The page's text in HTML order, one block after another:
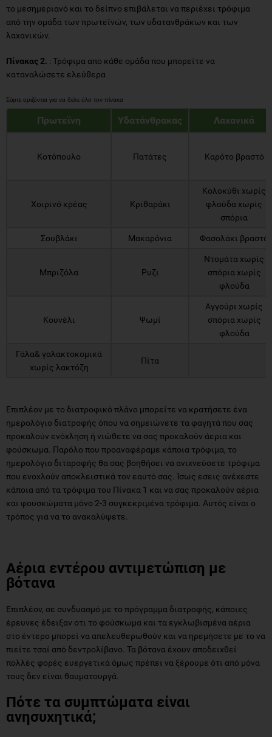
το μεσημεριανό και το δείπνο επιβάλεται να περιέχει τρόφιμα
από την ομάδα των πρωτεϊνών, των υδατανθράκων και των
λαχανικών.
Πίνακας 2. : Τρόφιμα απο κάθε ομάδα που μπορείτε να
καταναλώσετε ελεύθερα
Πρωτεϊνη Υδατάνθρακας Λαχανικά
Κοτόπουλο Πατάτες Καρότο βραστό
Χοιρινό κρέας Κριθαράκι
Κολοκύθι χωρίς
φλούδα χωρίς
σπόρια
Σουβλάκι Μακαρόνια Φασολάκι βραστό
Μπριζόλα Ρυζι
Ντομάτα χωρίς
σπόρια χωρίς
φλούδα
Κουνέλι Ψωμί
Αγγούρι χωρίς
σπόρια χωρίς
φλούδα
Γάλα& γαλακτοκομικά
χωρίς λακτόζη
Πίτα
Επιπλέον με το διατροφικό πλάνο μπορείτε να κρατήσετε ένα
ημερολόγιο διατροφής όπου να σημειώνετε τα φαγητά που σας
προκαλούν ενόχληση ή νιώθετε να σας προκαλούν άερια και
φούσκωμα. Παρόλο που προαναφέραμε κάποια τρόφιμα, το
ημερολόγιο διταροφής θα σας βοηθήσει να ανιχνεύσετε τρόφιμα
που ενοχλούν αποκλειστικά τον εαυτό σας. Ίσως εσεις ανέχεστε
κάποια από τα τρόφιμα του Πίνακα 1 και να σας προκαλούν αέρια
και φουσκώματα μόνο 2-3 συγκεκριμένα τρόφιμα. Αυτός είναι ο
τρόπος για να το ανακαλύψετε.
Αέρια εντέρου αντιμετώπιση με
βότανα
Επιπλέον, σε συνδυασμό με το πρόγραμμα διατροφής, κάποιες
έρευνες έδειξαν οτι το φούσκωμα και τα εγκλωβισμένα αέρια
στο έντερο μπορεί να απελευθερωθούν και να ηρεμήσετε με το να
πιείτε τσαί από δεντρολίβανο. Τα βότανα έχουν αποδειχθεί
πολλές φορές ευεργετικά όμως πρέπει να ξέρουμε ότι από μόνα
τους δεν είναι θαυματουργά.
Πότε τα συμπτώματα είναι
ανησυχητικά;